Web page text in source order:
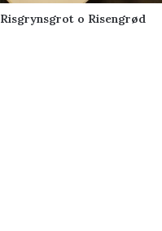
Risgrynsgrot o Risengrød